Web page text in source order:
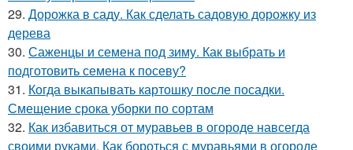
29. Дорожка в саду. Как сделать садовую дорожку из
дерева
30. Саженцы и семена под зиму. Как выбрать и
подготовить семена к посеву?
31. Когда выкапывать картошку после посадки.
Смещение срока уборки по сортам
32. Как избавиться от муравьев в огороде навсегда
своими руками. Как бороться с муравьями в огороде